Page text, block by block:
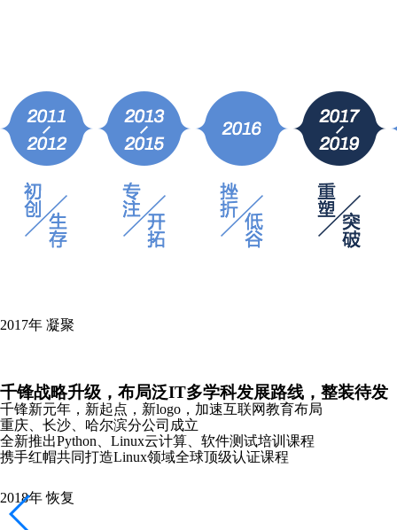
2017年 凝聚
千锋战略升级，布局泛IT多学科发展路线，整装待发
千锋新元年，新起点，新logo，加速互联网教育布局
重庆、长沙、哈尔滨分公司成立
全新推出Python、Linux云计算、软件测试培训课程
携手红帽共同打造Linux领域全球顶级认证课程
2018年恢复